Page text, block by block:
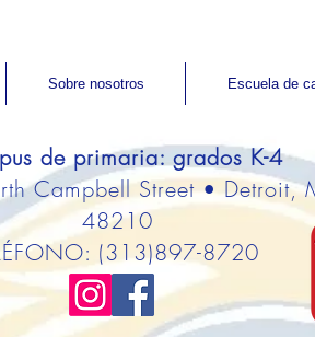
Sobre nosotros Escuela de
de primaria: grados K-4
Campbell Street • Detroit,
48210
(313)897-8720